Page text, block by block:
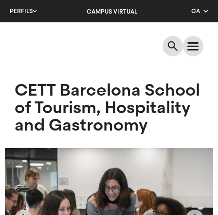
PERFILS CAMPUS VIRTUAL
CA
ES
CETT Barcelona School
of Tourism, Hospitality
and Gastronomy